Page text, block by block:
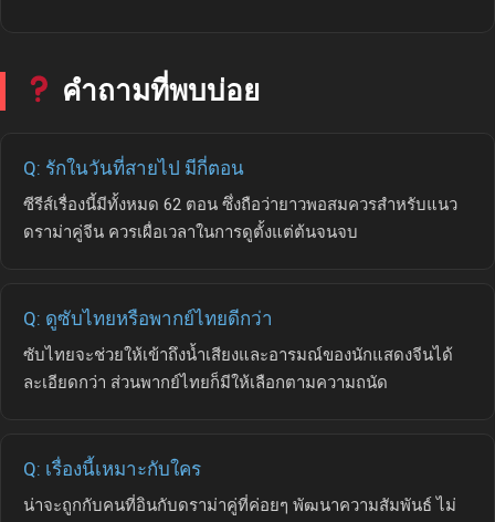
คำถามที่พบบ่อย
Q: รักในวันที่สายไป มีกี่ตอน
ซีรีส์เรื่องนี้มีทั้งหมด 62 ตอน ซึ่งถือว่ายาวพอสมควรสำหรับแนว
ดราม่าคู่จีน ควรเผื่อเวลาในการดูตั้งแต่ต้นจนจบ
Q: ดูซับไทยหรือพากย์ไทยดีกว่า
ซับไทยจะช่วยให้เข้าถึงน้ำเสียงและอารมณ์ของนักแสดงจีนได้
ละเอียดกว่า ส่วนพากย์ไทยก็มีให้เลือกตามความถนัด
Q: เรื่องนี้เหมาะกับใคร
น่าจะถูกกับคนที่อินกับดราม่าคู่ที่ค่อยๆ พัฒนาความสัมพันธ์ ไม่